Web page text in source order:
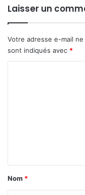
Laisser un
Votre adresse e-mail
sont indiqués avec *
a
i
Nom *